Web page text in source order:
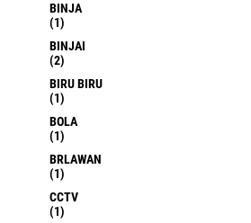
BINJA
(1)
BINJAI
(2)
BIRU BIRU
(1)
BOLA
(1)
BRLAWAN
(1)
CCTV
(1)